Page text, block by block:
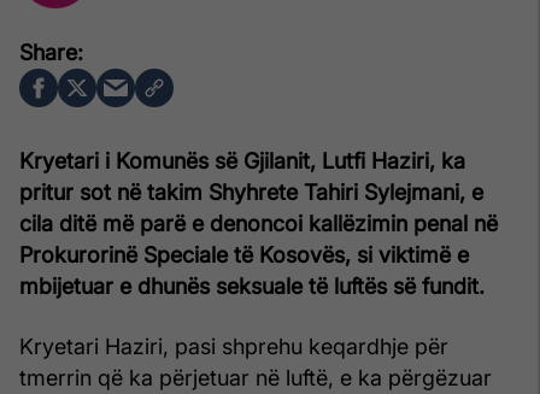
Kryetari i Komunës së Gjilanit, Lutfi Haziri, ka
pritur sot në takim Shyhrete Tahiri Sylejmani, e
cila ditë më parë e denoncoi kallëzimin penal në
Prokurorinë Speciale të Kosovës, si viktimë e
mbijetuar e dhunës seksuale të luftës së fundit.
Kryetari Haziri, pasi shprehu keqardhje për
tmerrin që ka përjetuar në luftë, e ka përgëzuar